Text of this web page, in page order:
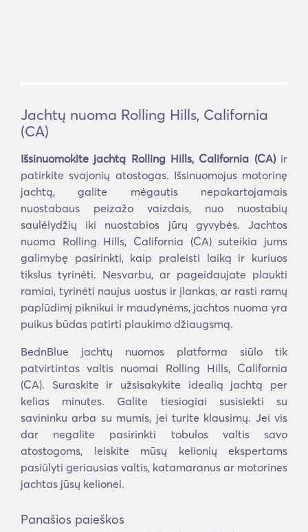
Jachtų nuoma Rolling Hills, California
(CA)
Išsinuomokite jachtą Rolling Hills, California (CA)ir
patirkite svajonių atostogas. Išsinuomojus motorinę
jachtą, galite mėgautis nepakartojamais
nuostabaus peizažo vaizdais, nuo nuostabių
saulėlydžių iki nuostabios jūrų gyvybės. Jachtos
nuoma Rolling Hills, California (CA) suteikia jums
galimybę pasirinkti, kaip praleisti laiką ir kuriuos
tikslus tyrinėti. Nesvarbu, ar pageidaujate plaukti
ramiai, tyrinėti naujus uostus ir įlankas, ar rasti ramų
paplūdimį piknikui ir maudynėms, jachtos nuoma yra
puikus būdas patirti plaukimo džiaugsmą.
BednBlue jachtų nuomos platforma siūlo tik
patvirtintas valtis nuomai Rolling Hills, California
(CA). Suraskite ir užsisakykite idealią jachtą per
kelias minutes. Galite tiesiogiai susisiekti su
savininku arba su mumis, jei turite klausimų. Jei vis
dar negalite pasirinkti tobulos valtis savo
atostogoms, leiskite mūsų kelionių ekspertams
pasiūlyti geriausias valtis, katamaranus ar motorines
jachtas jūsų kelionei.
Panašios paieškos